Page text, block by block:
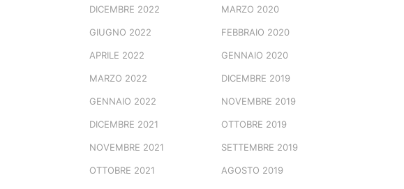
DICEMBRE 2022
GIUGNO 2022
APRILE 2022
MARZO 2022
GENNAIO 2022
DICEMBRE 2021
NOVEMBRE 2021
OTTOBRE 2021
MARZO 2020
FEBBRAIO 2020
GENNAIO 2020
DICEMBRE 2019
NOVEMBRE 2019
OTTOBRE 2019
SETTEMBRE 2019
AGOSTO 2019